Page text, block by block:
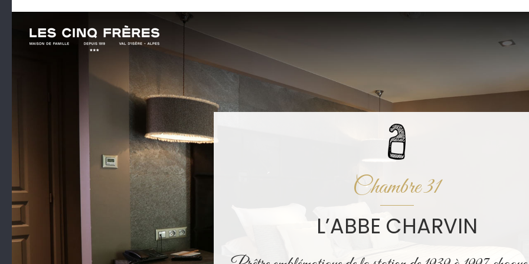
Chambre 31
L’ABBE CHARVIN